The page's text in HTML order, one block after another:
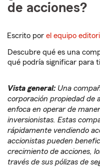
de acciones?
Escrito porel equipo
Descubre qué es una
qué podría significar para
Vista general: Una
corporación propiedad de
enfoca en operar de
inversionistas. Estas
rápidamente vendiendo
accionistas pueden
crecimiento de acciones,
través de sus pólizas de